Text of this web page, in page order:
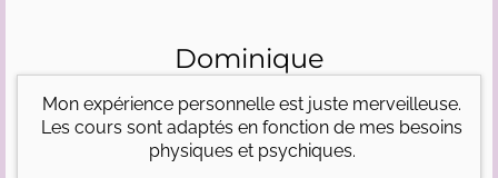
Dominique
Mon expérience personnelle est juste merveilleuse.
Les cours sont adaptés en fonction de mes besoins
physiques et psychiques.